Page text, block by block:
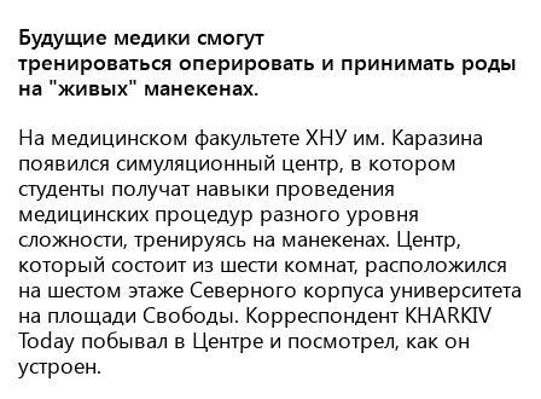
Будущие медики смогут
тренироваться оперировать и принимать роды
на "живых" манекенах.
На медицинском факультете ХНУ им. Каразина
появился симуляционный центр, в котором
студенты получат навыки проведения
медицинских процедур разного уровня
сложности, тренируясь на манекенах. Центр,
который состоит из шести комнат, расположился
на шестом этаже Северного корпуса университета
на площади Свободы. Корреспондент KHARKIV
Today побывал в Центре и посмотрел, как он
устроен.